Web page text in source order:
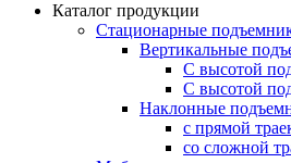
Каталог продукции
Стационарные
Вертикальные
С высотой
С высотой
Наклонные
с прямой
со сложной